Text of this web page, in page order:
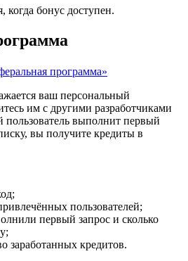
когда бонус доступен.
программа»
ваш персональный
им с другими разработчиками
выполнит первый
вы получите кредиты в
пользователей;
первый запрос и сколько
заработанных кредитов.